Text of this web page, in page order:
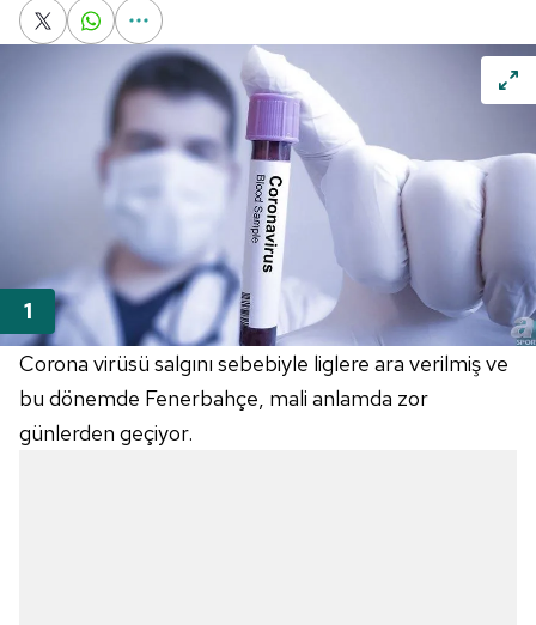
Corona virüsü salgını sebebiyle liglere ara verilmiş ve
bu dönemde Fenerbahçe, mali anlamda zor
günlerden geçiyor.